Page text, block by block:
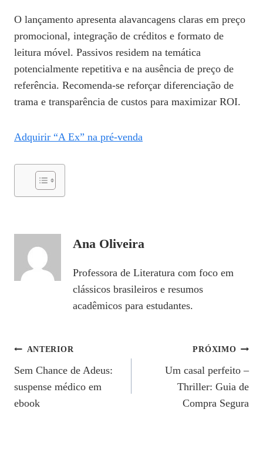
O lançamento apresenta alavancagens claras em preço
promocional, integração de créditos e formato de
leitura móvel. Passivos residem na temática
potencialmente repetitiva e na ausência de preço de
referência. Recomenda‑se reforçar diferenciação de
trama e transparência de custos para maximizar ROI.
Adquirir “A Ex” na pré‑venda
Ana Oliveira
Professora de Literatura com foco em
clássicos brasileiros e resumos
acadêmicos para estudantes.
Navegação
De
Post
ANTERIOR
Sem Chance de Adeus:
suspense médico em
ebook
PRÓXIMO
Um casal perfeito –
Thriller: Guia de
Compra Segura